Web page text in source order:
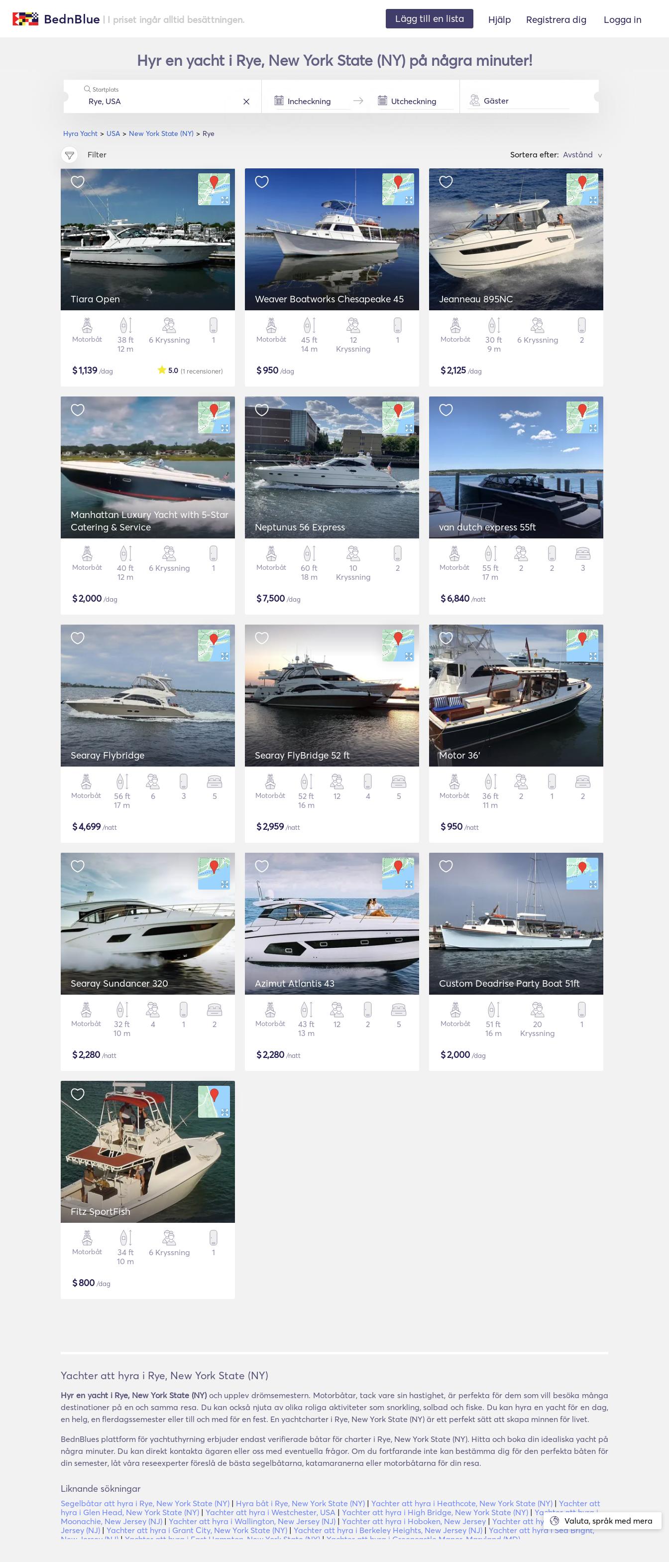
BednBlue | I priset ingår alltid besättningen. Lägg till en lista Hjälp Registrera dig Logga in
Hyr en yacht i Rye, New York State (NY) på några minuter!
Hyra Yacht USA New York State (NY) Rye
Startplats
Gäster
Filter Sortera efter: >
Tiara Open
Motorbåt
38 ft
12 m
6 Kryssning 1
$1,139/dag (1 recensioner)
5.0
Weaver Boatworks Chesapeake 45
Motorbåt
45 ft
14 m
12
Kryssning
1
$950 /dag
Jeanneau 895NC
Motorbåt
30 ft
9 m
6 Kryssning 2
$2,125 /dag
Manhattan Luxury Yacht with 5-Star
Catering & Service
Motorbåt
40 ft
12 m
6 Kryssning 1
$2,000 /dag
Neptunus 56 Express
Motorbåt
60 ft
18 m
10
Kryssning
2
$7,500 /dag
van dutch express 55ft
Motorbåt
55 ft
17 m
2 2 3
$6,840 /natt
Searay Flybridge
Motorbåt
56 ft
17 m
6 3 5
$4,699/natt
Searay FlyBridge 52 ft
Motorbåt
52 ft
16 m
12 4 5
$2,959/natt
Motor 36'
Motorbåt
36 ft
11 m
2 1 2
$950 /natt
Searay Sundancer 320
Motorbåt
32 ft
10 m
4 1 2
$2,280 /natt
Azimut Atlantis 43
Motorbåt
43 ft
13 m
12 2 5
$2,280 /natt
Custom Deadrise Party Boat 51ft
Motorbåt
51 ft
16 m
20
Kryssning
1
$2,000 /dag
Fitz SportFish
Motorbåt
34 ft
10 m
6 Kryssning 1
$800 /dag
Valuta, språk med mera
Yachter att hyra i Rye, New York State (NY)
Hyr en yacht i Rye, New York State (NY)och upplev drömsemestern. Motorbåtar, tack vare sin hastighet, är perfekta för dem som vill besöka många
destinationer på en och samma resa. Du kan också njuta av olika roliga aktiviteter som snorkling, solbad och fiske. Du kan hyra en yacht för en dag,
en helg, en flerdagssemester eller till och med för en fest. En yachtcharter i Rye, New York State (NY) är ett perfekt sätt att skapa minnen för livet.
BednBlues plattform för yachtuthyrning erbjuder endast verifierade båtar för charter i Rye, New York State (NY). Hitta och boka din idealiska yacht på
några minuter. Du kan direkt kontakta ägaren eller oss med eventuella frågor. Om du fortfarande inte kan bestämma dig för den perfekta båten för
din semester, låt våra reseexperter föreslå de bästa segelbåtarna, katamaranerna eller motorbåtarna för din resa.
Liknande sökningar
Segelbåtar att hyra i Rye, New York State (NY) | Hyra båt i Rye, New York State (NY) | Yachter att hyra i Heathcote, New York State (NY) | Yachter att
hyra i Glen Head, New York State (NY) | Yachter att hyra i Westchester, USA | Yachter att hyra i High Bridge, New York State (NY) | Yachter att hyra i
Moonachie, New Jersey (NJ) | Yachter att hyra i Wallington, New Jersey (NJ) | Yachter att hyra i Hoboken, New Jersey | Yachter att hyra i Orange, New
Jersey (NJ) | Yachter att hyra i Grant City, New York State (NY) | Yachter att hyra i Berkeley Heights, New Jersey (NJ) | Yachter att hyra i Sea Bright,
New Jersey (NJ) | Yachter att hyra i East Hampton, New York State (NY) | Yachter att hyra i Greencastle Manor, Maryland (MD)